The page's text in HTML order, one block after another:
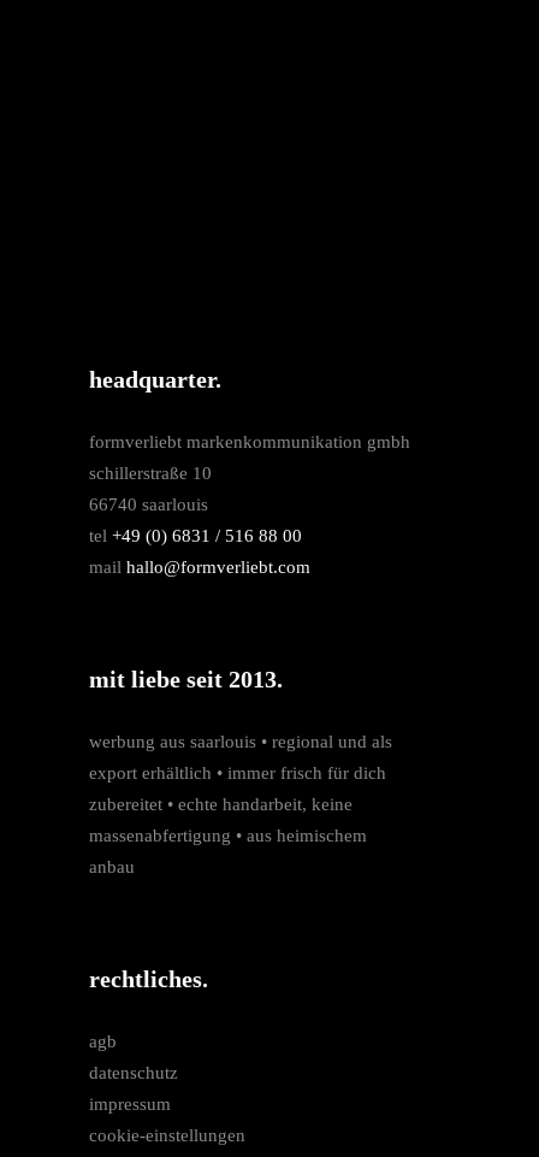
headquarter.
formverliebt markenkommunikation gmbh
schillerstraße 10
66740 saarlouis
tel +49 (0) 6831 / 516 88 00
mail hallo@formverliebt.com
mit liebe seit 2013.
werbung aus saarlouis • regio­nal und als
export erhältlich • immer frisch für dich
zubereitet • echte hand­arbeit, keine
massen­­abfertigung • aus heimischem
anbau
rechtliches.
agb
datenschutz
impressum
cookie-einstellungen